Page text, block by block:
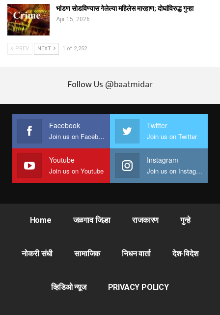
भांडण सोडविण्यास गेलेल्या महिलेस मारहाण; दोघांविरुद्ध गुन्हा
Apr 15, 2026
PREV NEXT 1 of 2,252
Follow Us @baatmidar
Facebook
Join us on Facebook
Twitter
Join us on Twitter
Youtube
Join us on Youtube
Instagram
Join us on Instagram
Home जळगाव जिल्हा राजकारण गुन्हे
नोकरी संधी सामाजिक निधन वार्ता देश-विदेश
व्हिडिओ न्यूज PRIVACY POLICY